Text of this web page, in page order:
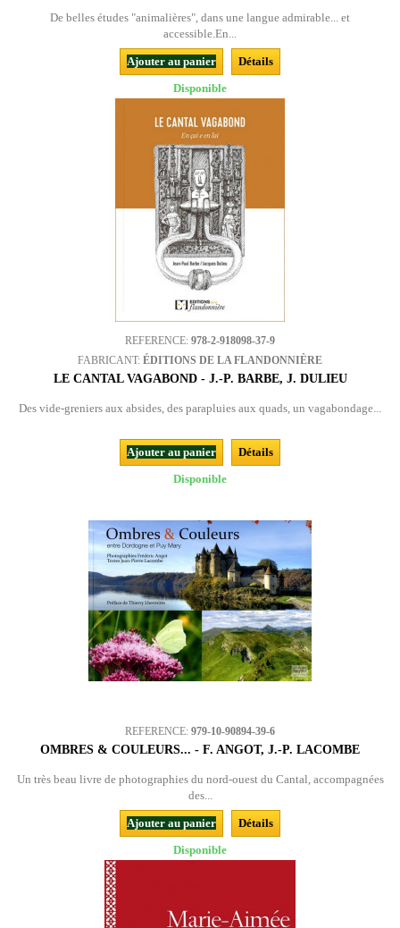
De belles études "animalières", dans une langue admirable... et
accessible.En...
Ajouter au panier
Détails
Disponible
REFERENCE: 978-2-918098-37-9
FABRICANT: ÉDITIONS DE LA FLANDONNIÈRE
LE CANTAL VAGABOND - J.-P. BARBE, J. DULIEU
Des vide-greniers aux absides, des parapluies aux quads, un vagabondage...
Ajouter au panier
Détails
Disponible
REFERENCE: 979-10-90894-39-6
OMBRES & COULEURS... - F. ANGOT, J.-P. LACOMBE
Un très beau livre de photographies du nord-ouest du Cantal, accompagnées
des...
Ajouter au panier
Détails
Disponible